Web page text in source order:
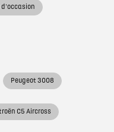
Peugeot 3008
C5 Aircross